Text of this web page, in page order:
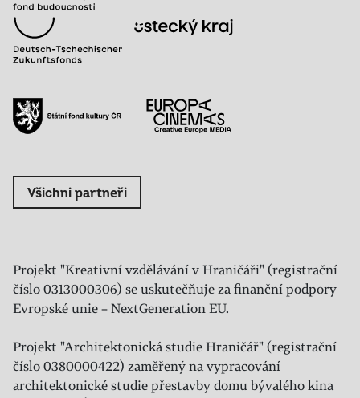
Všichni partneři
Projekt "Kreativní vzdělávání v Hraničáři" (registrační
číslo 0313000306) se uskutečňuje za finanční podpory
Evropské unie – NextGeneration EU.
Projekt "Architektonická studie Hraničář" (registrační
číslo 0380000422) zaměřený na vypracování
architektonické studie přestavby domu bývalého kina